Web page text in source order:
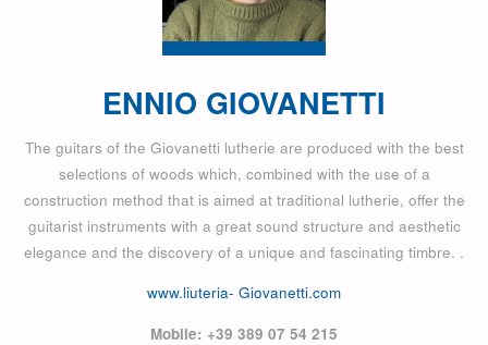
ENNIO GIOVANETTI
The guitars of the Giovanetti lutherie are produced with the best
selections of woods which, combined with the use of a
construction method that is aimed at traditional lutherie, offer the
guitarist instruments with a great sound structure and aesthetic
elegance and the discovery of a unique and fascinating timbre. .
www.liuteria- Giovanetti.com
Mobile: +39 389 07 54 215